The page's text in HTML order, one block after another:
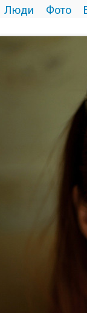
Люди Фото